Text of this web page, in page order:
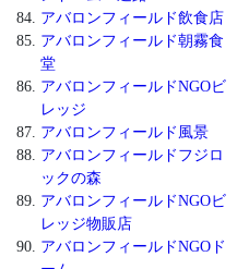
アバロンフィールド飲食店
アバロンフィールド朝霧食
堂
アバロンフィールドNGOビ
レッジ
アバロンフィールド風景
アバロンフィールドフジロ
ックの森
アバロンフィールドNGOビ
レッジ物販店
アバロンフィールドNGOド